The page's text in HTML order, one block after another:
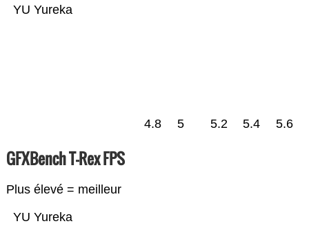
YU Yureka
4.8 5 5.2 5.4 5.6
GFXBench T-Rex FPS
Plus élevé = meilleur
YU Yureka